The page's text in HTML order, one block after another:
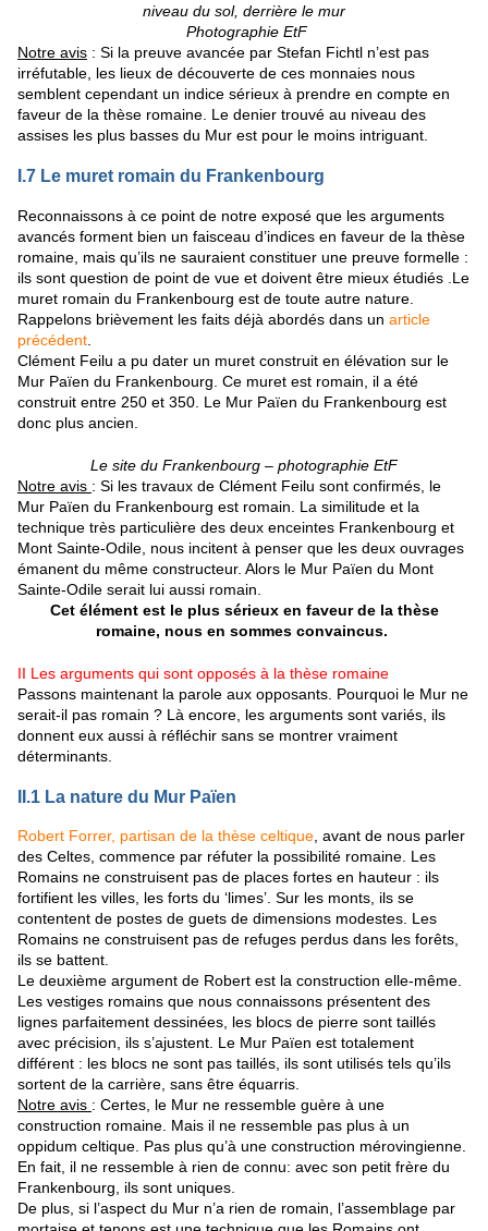
niveau du sol, derrière le mur
Photographie EtF
Notre avis : Si la preuve avancée par Stefan Fichtl n’est pas
irréfutable, les lieux de découverte de ces monnaies nous
semblent cependant un indice sérieux à prendre en compte en
faveur de la thèse romaine. Le denier trouvé au niveau des
assises les plus basses du Mur est pour le moins intriguant.
I.7 Le muret romain du Frankenbourg
Reconnaissons à ce point de notre exposé que les arguments
avancés forment bien un faisceau d’indices en faveur de la thèse
romaine, mais qu’ils ne sauraient constituer une preuve formelle :
ils sont question de point de vue et doivent être mieux étudiés .Le
muret romain du Frankenbourg est de toute autre nature.
Rappelons brièvement les faits déjà abordés dans un article
précédent
Clément Feilu a pu dater un muret construit en élévation sur le
Mur Païen du Frankenbourg. Ce muret est romain, il a été
construit entre 250 et 350. Le Mur Païen du Frankenbourg est
donc plus ancien.
Le site du Frankenbourg – photographie EtF
Notre avis : Si les travaux de Clément Feilu sont confirmés, le
Mur Païen du Frankenbourg est romain. La similitude et la
technique très particulière des deux enceintes Frankenbourg et
Mont Sainte-Odile, nous incitent à penser que les deux ouvrages
émanent du même constructeur. Alors le Mur Païen du Mont
Sainte-Odile serait lui aussi romain.
Cet élément est le plus sérieux en faveur de la thèse
romaine, nous en sommes convaincus.
II Les arguments qui sont opposés à la thèse romaine
Passons maintenant la parole aux opposants. Pourquoi le Mur ne
serait-il pas romain ? Là encore, les arguments sont variés, ils
donnent eux aussi à réfléchir sans se montrer vraiment
déterminants.
II.1 La nature du Mur Païen
Robert Forrer, partisan de la thèse celtique, avant de nous parler
des Celtes, commence par réfuter la possibilité romaine. Les
Romains ne construisent pas de places fortes en hauteur : ils
fortifient les villes, les forts du ‘limes’. Sur les monts, ils se
contentent de postes de guets de dimensions modestes. Les
Romains ne construisent pas de refuges perdus dans les forêts,
ils se battent.
Le deuxième argument de Robert est la construction elle-même.
Les vestiges romains que nous connaissons présentent des
lignes parfaitement dessinées, les blocs de pierre sont taillés
avec précision, ils s’ajustent. Le Mur Païen est totalement
différent : les blocs ne sont pas taillés, ils sont utilisés tels qu’ils
sortent de la carrière, sans être équarris.
Notre avis : Certes, le Mur ne ressemble guère à une
construction romaine. Mais il ne ressemble pas plus à un
oppidum celtique. Pas plus qu’à une construction mérovingienne.
En fait, il ne ressemble à rien de connu: avec son petit frère du
Frankenbourg, ils sont uniques.
De plus, si l’aspect du Mur n’a rien de romain, l’assemblage par